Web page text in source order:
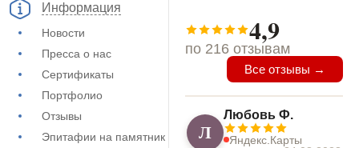
Информация
Новости
Пресса о нас
Сертификаты
Портфолио
Отзывы
Эпитафии на памятник
4,9
по 216 отзывам
Все отзывы →
Л
Любовь Ф.
Яндекс.Карты